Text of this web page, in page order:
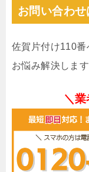
お問い合わせ
佐賀片付け110
お悩み解決しま
＼